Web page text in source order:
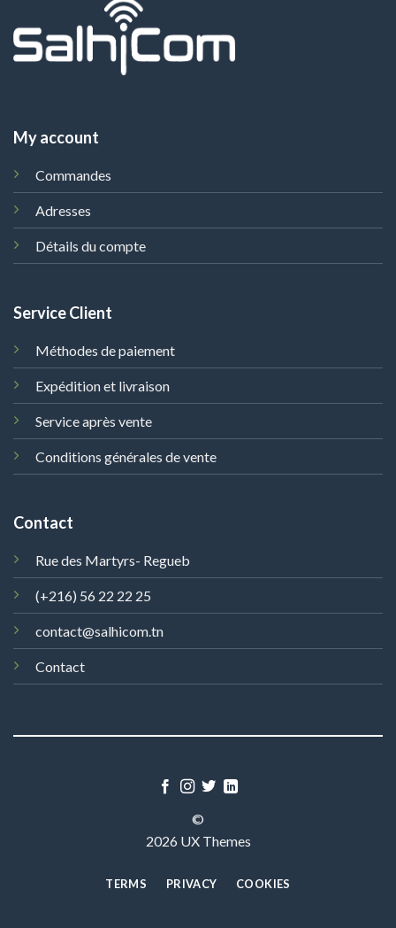
My account
Commandes
Adresses
Détails du compte
Service Client
Méthodes de paiement
Expédition et livraison
Service après vente
Conditions générales de vente
Contact
Rue des Martyrs- Regueb
(+216) 56 22 22 25
contact@salhicom.tn
Contact
©
2026 UX Themes
TERMS PRIVACY COOKIES